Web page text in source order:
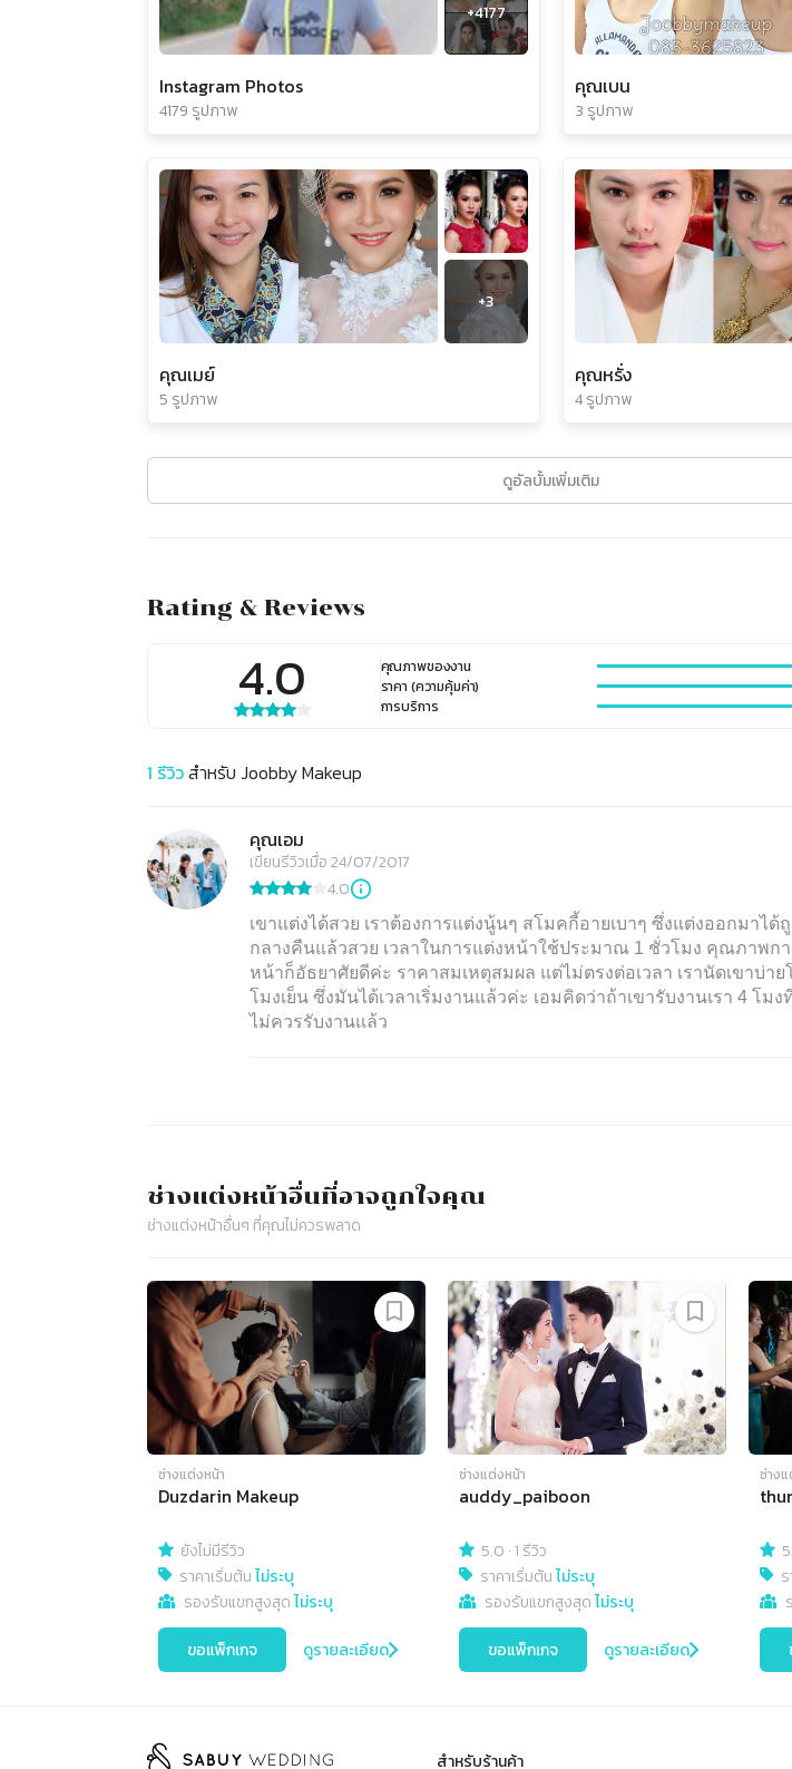
+4177
Instagram Photos
4179 รูปภาพ
คุณเบน
3 รูปภาพ
+3
คุณเมย์
5 รูปภาพ
คุณหรั่ง
4 รูปภาพ
ดูอัลบั้มเพิ่มเติม
Rating & Reviews
4.0 คุณภาพของงาน
ราคา (ความคุ้มค่า)
การบริการ
1 รีวิวสำหรับ Joobby Makeup
คุณเอม
เขียนรีวิวเมื่อ 24/07/2017
4.0
เขาแต่งได้สวย เราต้องการแต่งนู้นๆ สโมคกี้อายเบาๆ ซึ่งแต่งออกมาได้
กลางคืนแล้วสวย เวลาในการแต่งหน้าใช้ประมาณ 1 ชั่วโมง คุณภาพก
หน้าก็อัธยาศัยดีค่ะ ราคาสมเหตุสมผล แต่ไม่ตรงต่อเวลา เรานัดเขาบ่าย
โมงเย็น ซึ่งมันได้เวลาเริ่มงานแล้วค่ะ เอมคิดว่าถ้าเขารับงานเรา 4 โม
ไม่ควรรับงานแล้ว
ช่างแต่งหน้าอื่นที่อาจถูกใจคุณ
ช่างแต่งหน้าอื่นๆ ที่คุณไม่ควรพลาด
ช่างแต่งหน้า
Duzdarin Makeup
ยังไม่มีรีวิว
ราคาเริ่มต้นไม่ระบุ
รองรับแขกสูงสุดไม่ระบุ
ขอแพ็กเกจ ดูรายละเอียด
ช่างแต่งหน้า
auddy_paiboon
5.0 ·1 รีวิว
ราคาเริ่มต้นไม่ระบุ
รองรับแขกสูงสุดไม่ระบุ
ขอแพ็กเกจ ดูรายละเอียด
ช่าง
สำหรับร้านค้า